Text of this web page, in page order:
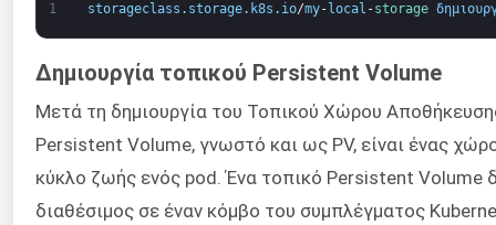
1 storageclass . storage. k8s . io/my- local -storage
Δημιουργία τοπικού Persistent Volume
Μετά τη δημιουργία του Τοπικού Χώρου
Persistent Volume, γνωστό και ως PV, είναι ένας
κύκλο ζωής ενός pod. Ένα τοπικό Persistent Volume
διαθέσιμος σε έναν κόμβο του συμπλέγματος